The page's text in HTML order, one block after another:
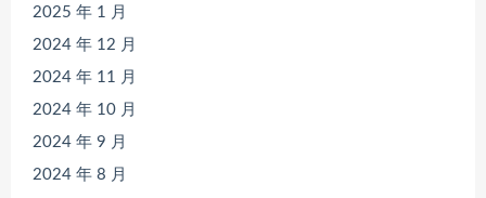
2025 年 1 月
2024 年 12 月
2024 年 11 月
2024 年 10 月
2024 年 9 月
2024 年 8 月